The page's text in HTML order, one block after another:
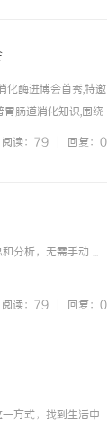
酶进博会首秀,特邀
肠道消化知识,围绕
是拜耳健康消费品
阅读：79 回复：0
分析，无需手动 ...
阅读：79 回复：0
方式，找到生活中